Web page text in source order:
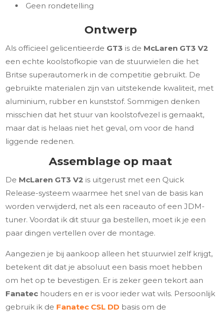
Geen rondetelling
Ontwerp
Als officieel gelicentieerde GT3 is de McLaren GT3 V2
een echte koolstofkopie van de stuurwielen die het
Britse superautomerk in de competitie gebruikt. De
gebruikte materialen zijn van uitstekende kwaliteit, met
aluminium, rubber en kunststof. Sommigen denken
misschien dat het stuur van koolstofvezel is gemaakt,
maar dat is helaas niet het geval, om voor de hand
liggende redenen.
Assemblage op maat
De McLaren GT3 V2 is uitgerust met een Quick
Release-systeem waarmee het snel van de basis kan
worden verwijderd, net als een raceauto of een JDM-
tuner. Voordat ik dit stuur ga bestellen, moet ik je een
paar dingen vertellen over de montage.
Aangezien je bij aankoop alleen het stuurwiel zelf krijgt,
betekent dit dat je absoluut een basis moet hebben
om het op te bevestigen. Er is zeker geen tekort aan
Fanatec houders en er is voor ieder wat wils. Persoonlijk
gebruik ik de Fanatec CSL DD basis om de